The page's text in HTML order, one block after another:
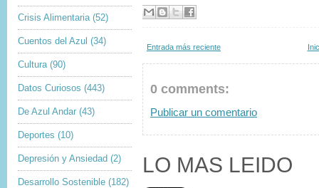
Crisis Alimentaria (52)
Cuentos del Azul (34)
Cultura (90)
Datos Curiosos (443)
De Azul Andar (43)
Deportes (10)
Depresión y Ansiedad (2)
Desarrollo Sostenible (182)
Entrada más reciente
0 comments:
Publicar un comentario
LO MAS LEIDO